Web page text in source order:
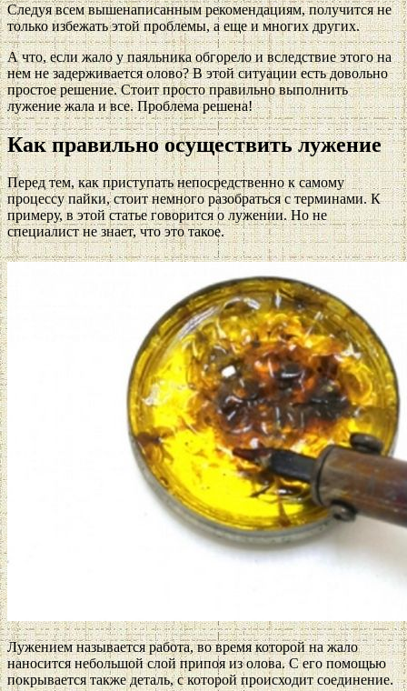
Следуя всем вышенаписанным рекомендациям, получится не
только избежать этой проблемы, а еще и многих других.
А что, если жало у паяльника обгорело и вследствие этого на
нем не задерживается олово? В этой ситуации есть довольно
простое решение. Стоит просто правильно выполнить
лужение жала и все. Проблема решена!
Как правильно осуществить лужение
Перед тем, как приступать непосредственно к самому
процессу пайки, стоит немного разобраться с терминами. К
примеру, в этой статье говорится о лужении. Но не
специалист не знает, что это такое.
Лужением называется работа, во время которой на жало
наносится небольшой слой припоя из олова. С его помощью
покрывается также деталь, с которой происходит соединение.